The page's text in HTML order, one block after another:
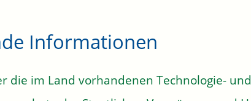
Informationen
die im Land vorhandenen Technologie-